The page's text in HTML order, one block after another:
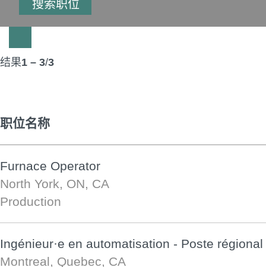
结果1 – 3/3
职位名称
Furnace Operator
North York, ON, CA
Production
Ingénieur·e en automatisation - Poste régional
Montreal, Quebec, CA